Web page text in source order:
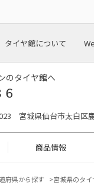
タイヤ館について
のタイヤ館へ
宮城県仙台市太白区
商品情報
府県から探す 宮城県のタイ